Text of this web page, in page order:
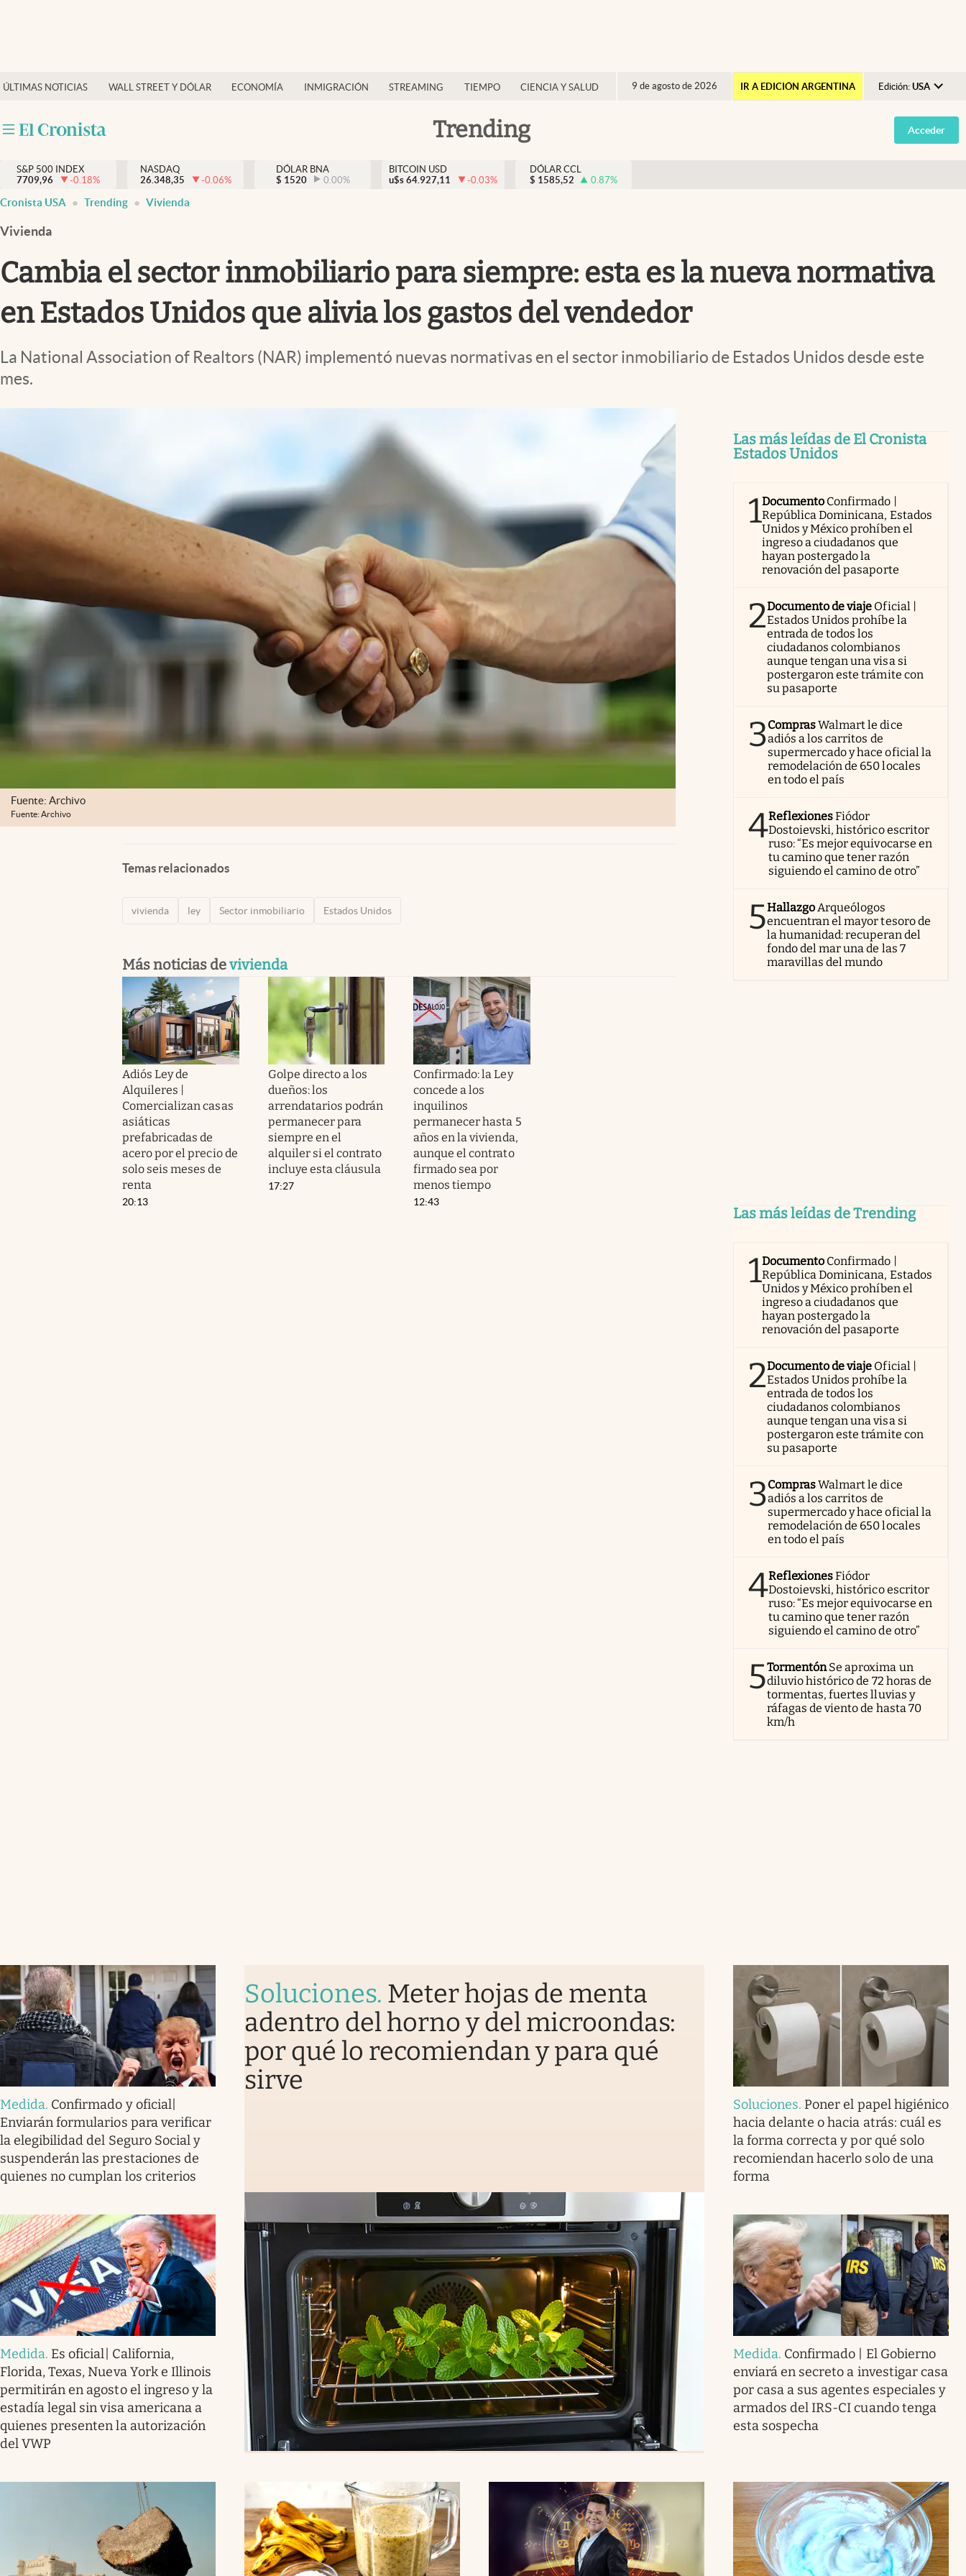
ÚLTIMAS NOTICIAS WALL STREET Y DÓLAR ECONOMÍA INMIGRACIÓN STREAMING TIEMPO CIENCIA Y SALUD 9 de agosto de 2026 IR A EDICIÓN ARGENTINA Edición: USA
Argentina
España
Trending
Finanzas y economía
Inmigración
Trending
Streaming
PC y mobile
Acceder
S&P 500 INDEX
7709,96
-0.18%
NASDAQ
26.348,35
-0.06%
DÓLAR BNA
$ 1520 0.00%
BITCOIN USD
u$s 64.927,11 -0.03%
DÓLAR CCL
$ 1585,52 0.87%
Cronista USA Trending Vivienda
Vivienda
Cambia el sector inmobiliario para siempre: esta es la nueva normativa
en Estados Unidos que alivia los gastos del vendedor
La National Association of Realtors (NAR) implementó nuevas normativas en el sector inmobiliario de Estados Unidos desde este
mes.
Fuente: Archivo
Fuente: Archivo
Temas relacionados
vivienda ley Sector inmobiliario Estados Unidos
Más noticias devivienda
Adiós Ley de
Alquileres |
Comercializan casas
asiáticas
prefabricadas de
acero por el precio de
solo seis meses de
renta
20:13
Golpe directo a los
dueños: los
arrendatarios podrán
permanecer para
siempre en el
alquiler si el contrato
incluye esta cláusula
17:27
Confirmado: la Ley
concede a los
inquilinos
permanecer hasta 5
años en la vivienda,
aunque el contrato
firmado sea por
menos tiempo
12:43
Las más leídas de El Cronista
Estados Unidos
1Documento Confirmado |
República Dominicana, Estados
Unidos y México prohíben el
ingreso a ciudadanos que
hayan postergado la
renovación del pasaporte
2Documento de viaje Oficial |
Estados Unidos prohíbe la
entrada de todos los
ciudadanos colombianos
aunque tengan una visa si
postergaron este trámite con
su pasaporte
3ComprasWalmart le dice
adiós a los carritos de
supermercado y hace oficial la
remodelación de 650 locales
en todo el país
4ReflexionesFiódor
Dostoievski, histórico escritor
ruso: “Es mejor equivocarse en
tu camino que tener razón
siguiendo el camino de otro”
5HallazgoArqueólogos
encuentran el mayor tesoro de
la humanidad: recuperan del
fondo del mar una de las 7
maravillas del mundo
Las más leídas de Trending
1Documento Confirmado |
República Dominicana, Estados
Unidos y México prohíben el
ingreso a ciudadanos que
hayan postergado la
renovación del pasaporte
2Documento de viaje Oficial |
Estados Unidos prohíbe la
entrada de todos los
ciudadanos colombianos
aunque tengan una visa si
postergaron este trámite con
su pasaporte
3ComprasWalmart le dice
adiós a los carritos de
supermercado y hace oficial la
remodelación de 650 locales
en todo el país
4ReflexionesFiódor
Dostoievski, histórico escritor
ruso: “Es mejor equivocarse en
tu camino que tener razón
siguiendo el camino de otro”
5TormentónSe aproxima un
diluvio histórico de 72 horas de
tormentas, fuertes lluvias y
ráfagas de viento de hasta 70
km/h
Medida. Confirmado y oficial|
Enviarán formularios para verificar
la elegibilidad del Seguro Social y
suspenderán las prestaciones de
quienes no cumplan los criterios
Soluciones. Meter hojas de menta
adentro del horno y del microondas:
por qué lo recomiendan y para qué
sirve
Soluciones. Poner el papel higiénico
hacia delante o hacia atrás: cuál es
la forma correcta y por qué solo
recomiendan hacerlo solo de una
forma
Medida. Es oficial| California,
Florida, Texas, Nueva York e Illinois
permitirán en agosto el ingreso y la
estadía legal sin visa americana a
quienes presenten la autorización
del VWP
Medida. Confirmado | El Gobierno
enviará en secreto a investigar casa
por casa a sus agentes especiales y
armados del IRS-CI cuando tenga
esta sospecha